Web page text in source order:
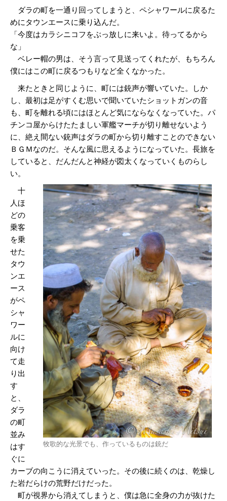
ダラの町を一通り回ってしまうと、ペシャワールに戻るた
めにタウンエースに乗り込んだ。
「今度はカラシニコフをぶっ放しに来いよ。待ってるから
な」
ベレー帽の男は、そう言って見送ってくれたが、もちろん
僕にはこの町に戻るつもりなど全くなかった。
来たときと同じように、町には銃声が響いていた。しか
し、最初は足がすくむ思いで聞いていたショットガンの音
も、町を離れる頃にはほとんど気にならなくなっていた。パ
チンコ屋からけたたましい軍艦マーチが切り離せないよう
に、絶え間ない銃声はダラの町から切り離すことのできない
ＢＧＭなのだ。そんな風に思えるようになっていた。長旅を
していると、だんだんと神経が図太くなっていくものらし
い。
牧歌的な光景でも、作っているものは銃だ
十
人ほ
どの
乗客
を乗
せた
タウ
ンエ
ース
がペ
シャ
ワー
ルに
向け
て走
り出
す
と、
ダラ
の町
並み
はす
ぐに
カーブの向こうに消えていった。その後に続くのは、乾燥し
た岩だらけの荒野だけだった。
町が視界から消えてしまうと、僕は急に全身の力が抜けた